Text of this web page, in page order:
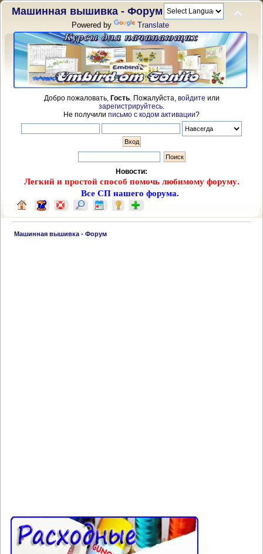
Машинная вышивка - Форум
Powered by Translate
Добро пожаловать, Гость. Пожалуйста, войдите или
зарегистрируйтесь
Не получили письмо с кодом активации?
Новости:
Легкий и простой способ помочь любимому форуму.
Все СП нашего форума.
Машинная вышивка - Форум